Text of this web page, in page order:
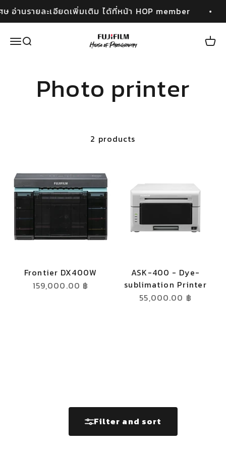
Skip to content
านรายละเอียดเพิ่มเติม ได้ที่หน้า HOP member
Open navigation menu
Open search
Fujifilm House of Photography
Filter and sort
2 products
Frontier DX400W
Sale price
159,000.00 ฿
ASK-400 - Dye-
sublimation Printer
Sale price
55,000.00 ฿